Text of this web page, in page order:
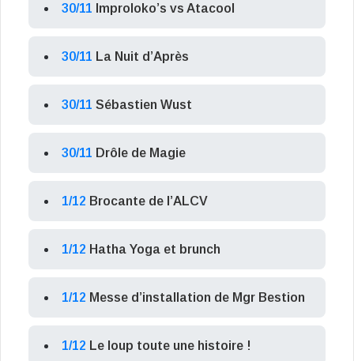
30/11 Improloko’s vs Atacool
30/11 La Nuit d’Après
30/11 Sébastien Wust
30/11 Drôle de Magie
1/12 Brocante de l’ALCV
1/12 Hatha Yoga et brunch
1/12 Messe d’installation de Mgr Bestion
1/12 Le loup toute une histoire !